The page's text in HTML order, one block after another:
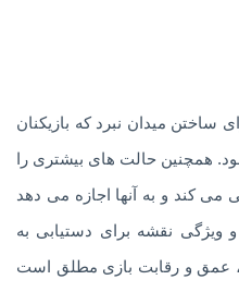
ساختن میدان نبرد که بازیکنان
همچنین حالت های بیشتری را
می کند و به آنها اجازه می دهد
ویژگی نقشه برای دستیابی به
، عمق و رقابت بازی مطلق است